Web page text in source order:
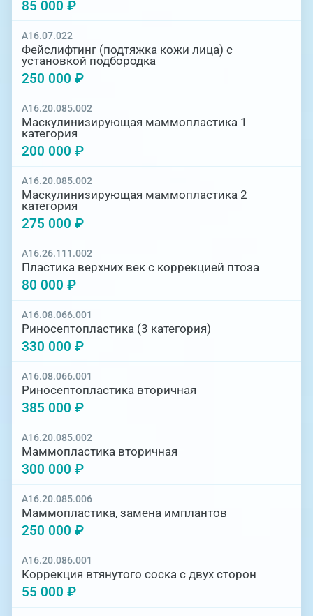
85 000 ₽
A16.07.022
Фейслифтинг (подтяжка кожи лица) c
установкой подбородка
250 000 ₽
A16.20.085.002
Маскулинизирующая маммопластика 1
категория
200 000 ₽
A16.20.085.002
Маскулинизирующая маммопластика 2
категория
275 000 ₽
A16.26.111.002
Пластика верхних век с коррекцией птоза
80 000 ₽
A16.08.066.001
Риносептопластика (3 категория)
330 000 ₽
A16.08.066.001
Риносептопластика вторичная
385 000 ₽
A16.20.085.002
Маммопластика вторичная
300 000 ₽
A16.20.085.006
Маммопластика, замена имплантов
250 000 ₽
A16.20.086.001
Коррекция втянутого соска с двух сторон
55 000 ₽